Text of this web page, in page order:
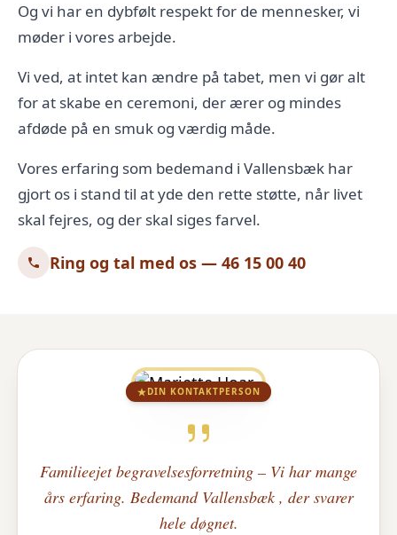
Og vi har en dybfølt respekt for de mennesker, vi
møder i vores arbejde.
Vi ved, at intet kan ændre på tabet, men vi gør alt
for at skabe en ceremoni, der ærer og mindes
afdøde på en smuk og værdig måde.
Vores erfaring som bedemand i Vallensbæk har
gjort os i stand til at yde den rette støtte, når livet
skal fejres, og der skal siges farvel.
Ring og tal med os — 46 15 00 40
DIN KONTAKTPERSON
Familieejet begravelsesforretning – Vi har mange
års erfaring. Bedemand Vallensbæk , der svarer
hele døgnet.